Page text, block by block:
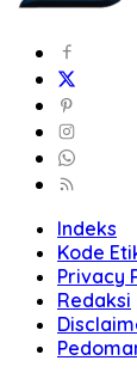
Indeks
Kode
Privacy
Redaksi